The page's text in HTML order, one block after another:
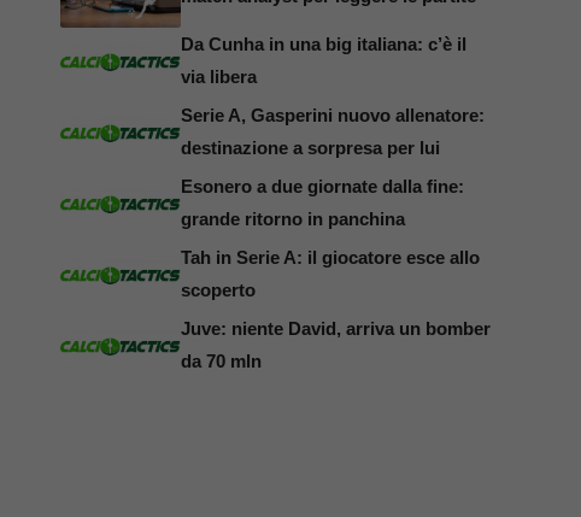
Da Cunha in una big italiana: c’è il
via libera
Serie A, Gasperini nuovo allenatore:
destinazione a sorpresa per lui
Esonero a due giornate dalla fine:
grande ritorno in panchina
Tah in Serie A: il giocatore esce allo
scoperto
Juve: niente David, arriva un bomber
da 70 mln